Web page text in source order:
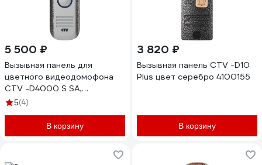
5 500 ₽
Вызывная панель для
цветного видеодомофона
CTV -D4000 S SA,
встроенный блок
разрешение Full HD, цвет
серебро антик 10-0000667
5(4)
В корзину
3 820 ₽
Вызывная панель CTV -D10
Plus цвет серебро 4100155
В корзину